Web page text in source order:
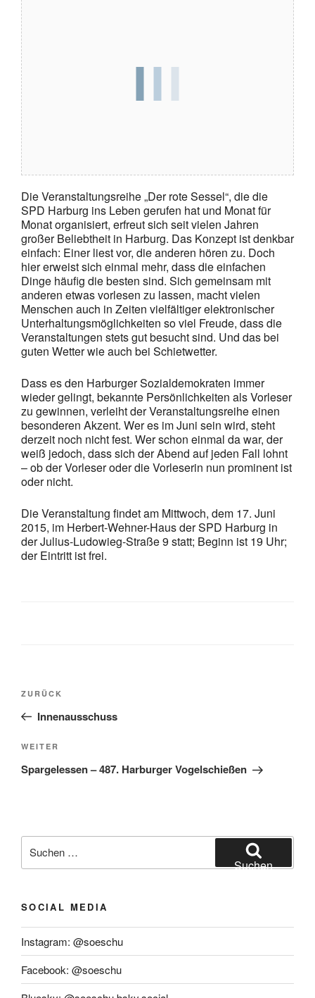
Die Veranstaltungsreihe „Der rote Sessel“, die die
SPD Harburg ins Leben gerufen hat und Monat für
Monat organisiert, erfreut sich seit vielen Jahren
großer Beliebtheit in Harburg. Das Konzept ist denkbar
einfach: Einer liest vor, die anderen hören zu. Doch
hier erweist sich einmal mehr, dass die einfachen
Dinge häufig die besten sind. Sich gemeinsam mit
anderen etwas vorlesen zu lassen, macht vielen
Menschen auch in Zeiten vielfältiger elektronischer
Unterhaltungsmöglichkeiten so viel Freude, dass die
Veranstaltungen stets gut besucht sind. Und das bei
guten Wetter wie auch bei Schietwetter.
Dass es den Harburger Sozialdemokraten immer
wieder gelingt, bekannte Persönlichkeiten als Vorleser
zu gewinnen, verleiht der Veranstaltungsreihe einen
besonderen Akzent. Wer es im Juni sein wird, steht
derzeit noch nicht fest. Wer schon einmal da war, der
weiß jedoch, dass sich der Abend auf jeden Fall lohnt
– ob der Vorleser oder die Vorleserin nun prominent ist
oder nicht.
Die Veranstaltung findet am Mittwoch, dem 17. Juni
2015, im Herbert-Wehner-Haus der SPD Harburg in
der Julius-Ludowieg-Straße 9 statt; Beginn ist 19 Uhr;
der Eintritt ist frei.
Beitragsnavigation
Vorheriger
Beitrag
ZURÜCK
Innenausschuss
Nächster
Beitrag
WEITER
Spargelessen – 487. Harburger Vogelschießen
nach:
Suchen
SOCIAL MEDIA
Instagram: @soeschu
Facebook: @soeschu